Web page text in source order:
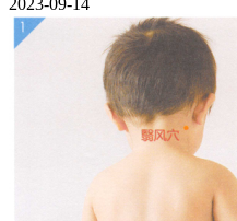
2023-09-14